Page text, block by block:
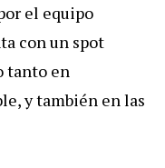
el equipo
conun spot
tanto en
,ytambién enlas